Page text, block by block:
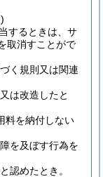
するときは、サ
取消すことがで
く規則又は関連
は改造したと
料を納付しない
を及ぼす行為を
認めたとき。